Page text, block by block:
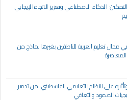
الذكاء الاصطناعي وتعزيز الاتجاه الإيجابي
مجال تعليم العربية للناطقين بغيرها نماذج من
المعاصرة
2023 وتأثيره على النظام التعليمي الفلسطيني: من تدمير
الصمود والتعافي